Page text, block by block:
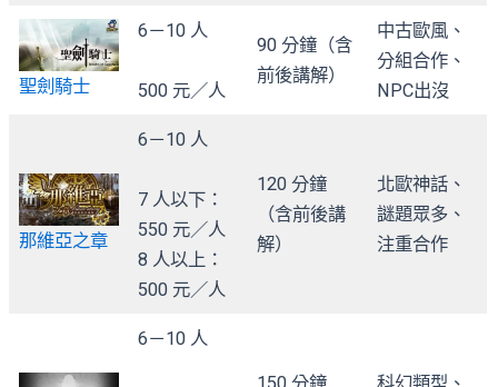
聖劍騎士
6－10 人
500 元／人
90 分鐘（含
前後講解）
中古歐風、
分組合作、
NPC出沒
那維亞之章
6－10 人
7 人以下：
550 元／人
8 人以上：
500 元／人
120 分鐘
（含前後講
解）
北歐神話、
謎題眾多、
注重合作
6－10 人
150 分鐘
科幻類型、